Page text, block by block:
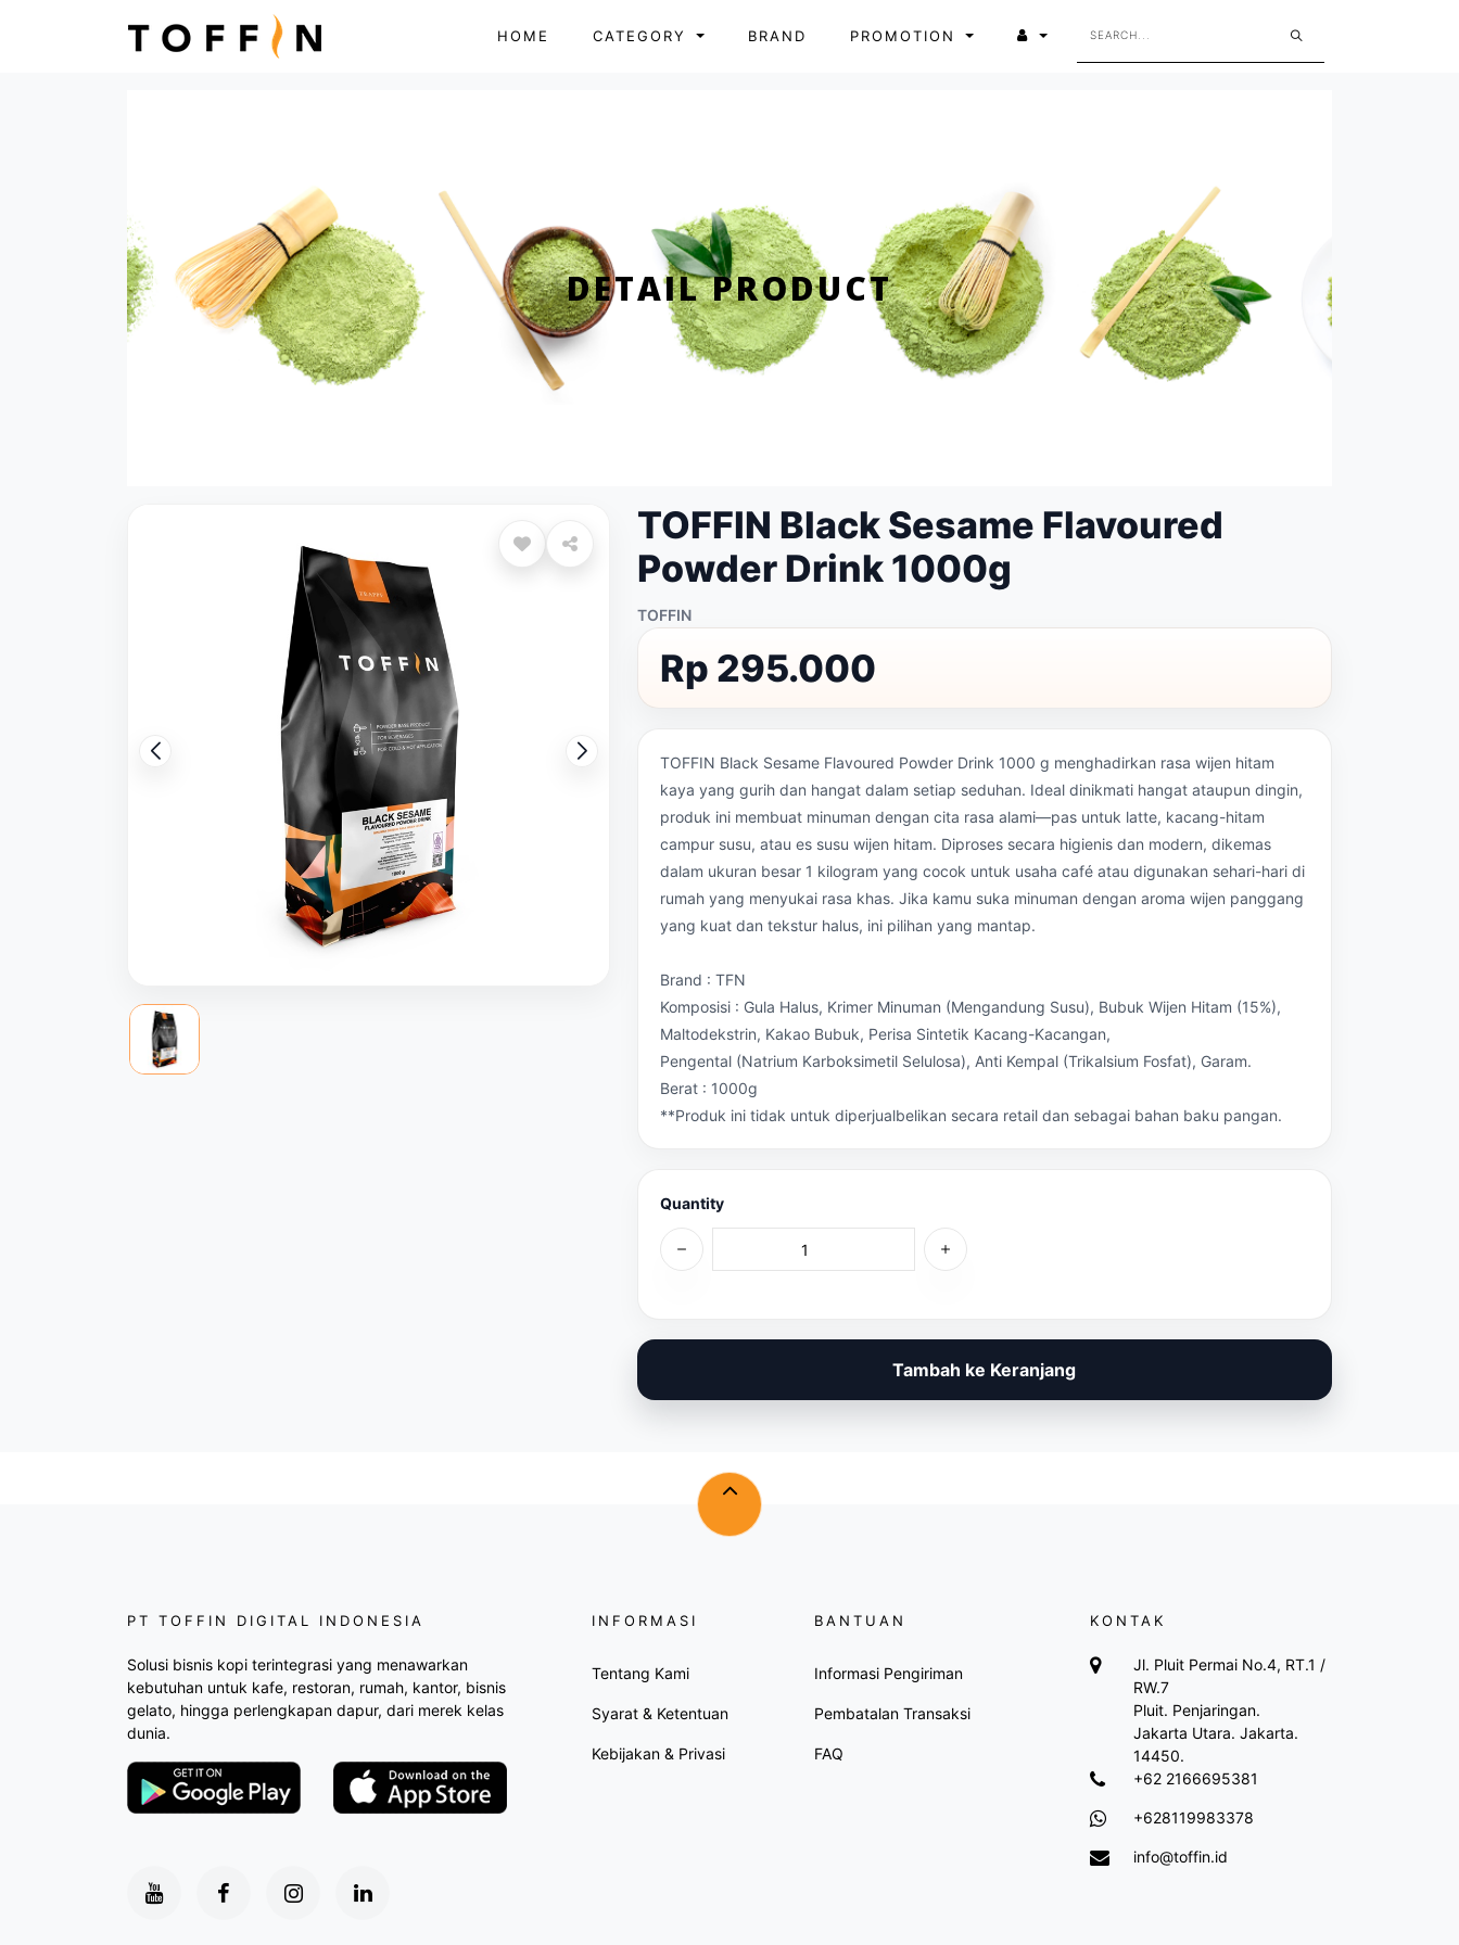
HOME CATEGORY BRAND PROMOTION
DETAIL PRODUCT
TOFFIN Black Sesame Flavoured
Powder Drink 1000g
TOFFIN
Rp 295.000
TOFFIN Black Sesame Flavoured Powder Drink 1000 g menghadirkan rasa wijen hitam
kaya yang gurih dan hangat dalam setiap seduhan. Ideal dinikmati hangat ataupun dingin,
produk ini membuat minuman dengan cita rasa alami—pas untuk latte, kacang-hitam
campur susu, atau es susu wijen hitam. Diproses secara higienis dan modern, dikemas
dalam ukuran besar 1 kilogram yang cocok untuk usaha café atau digunakan sehari-hari di
rumah yang menyukai rasa khas. Jika kamu suka minuman dengan aroma wijen panggang
yang kuat dan tekstur halus, ini pilihan yang mantap.
Brand : TFN
Komposisi : Gula Halus, Krimer Minuman (Mengandung Susu), Bubuk Wijen Hitam (15%),
Maltodekstrin, Kakao Bubuk, Perisa Sintetik Kacang-Kacangan,
Pengental (Natrium Karboksimetil Selulosa), Anti Kempal (Trikalsium Fosfat), Garam.
Berat : 1000g
**Produk ini tidak untuk diperjualbelikan secara retail dan sebagai bahan baku pangan.
Quantity
Tambah ke Keranjang
PT TOFFIN DIGITAL INDONESIA
Solusi bisnis kopi terintegrasi yang menawarkan
kebutuhan untuk kafe, restoran, rumah, kantor, bisnis
gelato, hingga perlengkapan dapur, dari merek kelas
dunia.
INFORMASI
Tentang Kami
Syarat & Ketentuan
Kebijakan & Privasi
BANTUAN
Informasi Pengiriman
Pembatalan Transaksi
FAQ
KONTAK
Jl. Pluit Permai No.4, RT.1 /
RW.7
Pluit. Penjaringan.
Jakarta Utara. Jakarta.
14450.
+62 2166695381
+628119983378
info@toffin.id